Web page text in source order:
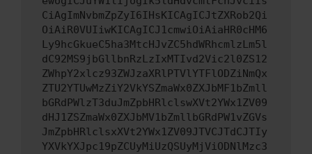
CiAgImNvbmZpZyI6IHsKICAgICJtZXRob2Qi
OiAiR0VUIiwKICAgICJ1cmwiOiAiaHR0cHM6
Ly9hcGkueC5ha3MtcHJvZC5hdWRhcmlzLm5l
dC92MS9jbGllbnRzLzIxMTIvd2Vic2l0ZS12
ZWhpY2xlcz93ZWJzaXRlPTVlYTFlODZiNmQx
ZTU2YTUwMzZiY2VkYSZmaWx0ZXJbMF1bZmll
bGRdPWlzT3duJmZpbHRlclswXVt2YWx1ZV09
dHJ1ZSZmaWx0ZXJbMV1bZmllbGRdPW1vZGVs
JmZpbHRlclsxXVt2YWx1ZV09JTVCJTdCJTIy
YXVkYXJpc19pZCUyMiUzQSUyMjViODNlMzc3